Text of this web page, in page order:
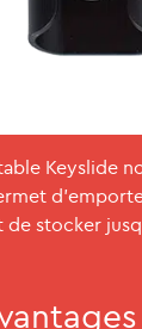
Keyslide
stocker